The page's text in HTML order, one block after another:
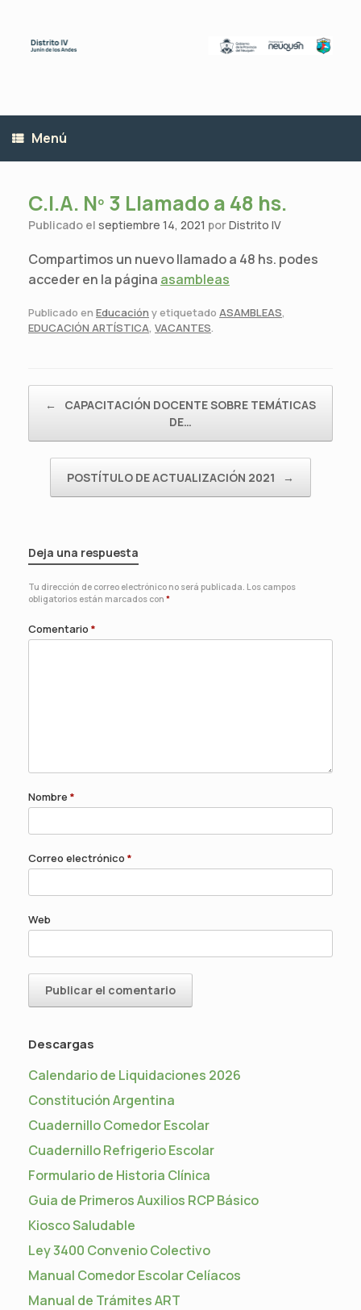
contenido
Menú
C.I.A. Nº 3 Llamado a 48 hs.
Publicado el septiembre 14, 2021 porDistrito IV
Compartimos un nuevo llamado a 48 hs. podes
acceder en la página asambleas
Publicado en Educación y etiquetado ASAMBLEAS,
EDUCACIÓN ARTÍSTICA, VACANTES.
←
CAPACITACIÓN DOCENTE SOBRE TEMÁTICAS
DE…
POSTÍTULO DE ACTUALIZACIÓN 2021 →
Deja una respuesta
Tu dirección de correo electrónico no será publicada. Los campos
obligatorios están marcados con *
Comentario *
Nombre *
Correo electrónico *
Web
Descargas
Calendario de Liquidaciones 2026
Constitución Argentina
Cuadernillo Comedor Escolar
Cuadernillo Refrigerio Escolar
Formulario de Historia Clínica
Guia de Primeros Auxilios RCP Básico
Kiosco Saludable
Ley 3400 Convenio Colectivo
Manual Comedor Escolar Celíacos
Manual de Trámites ART